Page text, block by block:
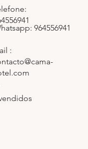
964556941
: